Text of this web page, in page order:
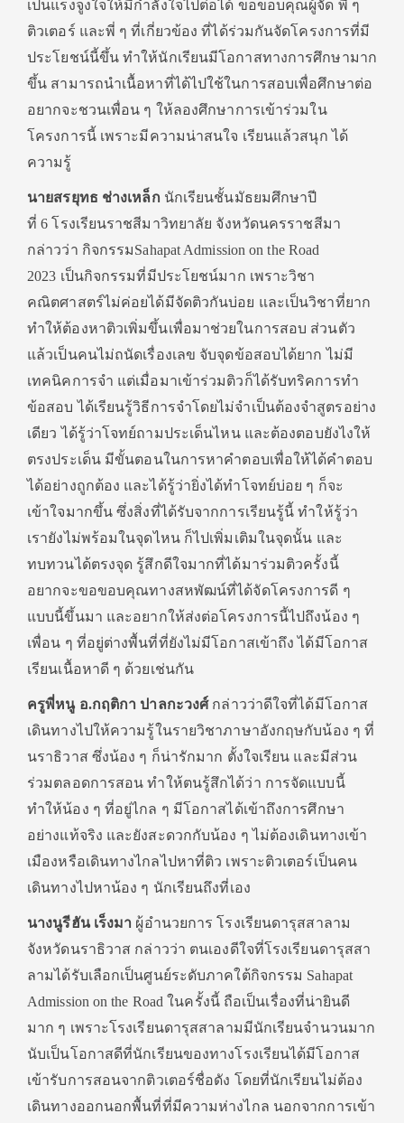
เป็นแรงจูงใจให้มีกำลังใจไปต่อได้ ขอขอบคุณผู้จัด พี่ ๆ
ติวเตอร์ และพี่ ๆ ที่เกี่ยวข้อง ที่ได้ร่วมกันจัดโครงการที่มี
ประโยชน์นี้ขึ้น ทำให้นักเรียนมีโอกาสทางการศึกษามาก
ขึ้น สามารถนำเนื้อหาที่ได้ไปใช้ในการสอบเพื่อศึกษาต่อ
อยากจะชวนเพื่อน ๆ ให้ลองศึกษาการเข้าร่วมใน
โครงการนี้ เพราะมีความน่าสนใจ เรียนแล้วสนุก ได้
ความรู้
นายสรยุทธ ช่างเหล็ก นักเรียนชั้นมัธยมศึกษาปี
ที่ 6 โรงเรียนราชสีมาวิทยาลัย จังหวัดนครราชสีมา
กล่าวว่า กิจกรรมSahapat Admission on the Road
2023 เป็นกิจกรรมที่มีประโยชน์มาก เพราะวิชา
คณิตศาสตร์ไม่ค่อยได้มีจัดติวกันบ่อย และเป็นวิชาที่ยาก
ทำให้ต้องหาติวเพิ่มขึ้นเพื่อมาช่วยในการสอบ ส่วนตัว
แล้วเป็นคนไม่ถนัดเรื่องเลข จับจุดข้อสอบได้ยาก ไม่มี
เทคนิคการจำ แต่เมื่อมาเข้าร่วมติวก็ได้รับทริคการทำ
ข้อสอบ ได้เรียนรู้วิธีการจำโดยไม่จำเป็นต้องจำสูตรอย่าง
เดียว ได้รู้ว่าโจทย์ถามประเด็นไหน และต้องตอบยังไงให้
ตรงประเด็น มีขั้นตอนในการหาคำตอบเพื่อให้ได้คำตอบ
ได้อย่างถูกต้อง และได้รู้ว่ายิ่งได้ทำโจทย์บ่อย ๆ ก็จะ
เข้าใจมากขึ้น ซึ่งสิ่งที่ได้รับจากการเรียนรู้นี้ ทำให้รู้ว่า
เรายังไม่พร้อมในจุดไหน ก็ไปเพิ่มเติมในจุดนั้น และ
ทบทวนได้ตรงจุด รู้สึกดีใจมากที่ได้มาร่วมติวครั้งนี้
อยากจะขอขอบคุณทางสหพัฒน์ที่ได้จัดโครงการดี ๆ
แบบนี้ขึ้นมา และอยากให้ส่งต่อโครงการนี้ไปถึงน้อง ๆ
เพื่อน ๆ ที่อยู่ต่างพื้นที่ที่ยังไม่มีโอกาสเข้าถึง ได้มีโอกาส
เรียนเนื้อหาดี ๆ ด้วยเช่นกัน
ครูพี่หนู อ.กฤติกา ปาลกะวงศ์ กล่าวว่าดีใจที่ได้มีโอกาส
เดินทางไปให้ความรู้ในรายวิชาภาษาอังกฤษกับน้อง ๆ ที่
นราธิวาส ซึ่งน้อง ๆ ก็น่ารักมาก ตั้งใจเรียน และมีส่วน
ร่วมตลอดการสอน ทำให้ตนรู้สึกได้ว่า การจัดแบบนี้
ทำให้น้อง ๆ ที่อยู่ไกล ๆ มีโอกาสได้เข้าถึงการศึกษา
อย่างแท้จริง และยังสะดวกกับน้อง ๆ ไม่ต้องเดินทางเข้า
เมืองหรือเดินทางไกลไปหาที่ติว เพราะติวเตอร์เป็นคน
เดินทางไปหาน้อง ๆ นักเรียนถึงที่เอง
นางนูรีฮัน เร็งมา ผู้อำนวยการ โรงเรียนดารุสสาลาม
จังหวัดนราธิวาส กล่าวว่า ตนเองดีใจที่โรงเรียนดารุสสา
ลามได้รับเลือกเป็นศูนย์ระดับภาคใต้กิจกรรม Sahapat
Admission on the Road ในครั้งนี้ ถือเป็นเรื่องที่น่ายินดี
มาก ๆ เพราะโรงเรียนดารุสสาลามมีนักเรียนจำนวนมาก
นับเป็นโอกาสดีที่นักเรียนของทางโรงเรียนได้มีโอกาส
เข้ารับการสอนจากติวเตอร์ชื่อดัง โดยที่นักเรียนไม่ต้อง
เดินทางออกนอกพื้นที่ที่มีความห่างไกล นอกจากการเข้า